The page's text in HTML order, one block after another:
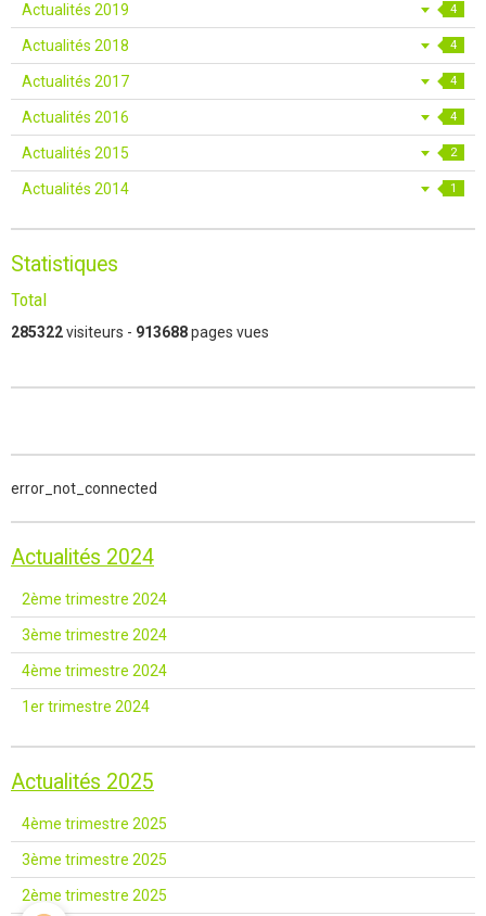
Actualités 2019 4
Actualités 2018 4
Actualités 2017 4
Actualités 2016 4
Actualités 2015 2
Actualités 2014 1
Statistiques
Total
285322visiteurs - 913688pages vues
error_not_connected
Actualités 2024
2ème trimestre 2024
3ème trimestre 2024
4ème trimestre 2024
1er trimestre 2024
Actualités 2025
4ème trimestre 2025
3ème trimestre 2025
2ème trimestre 2025